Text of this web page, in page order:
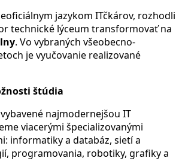
jazykom ITčkárov, rozhodli
technické lýceum transformovať na
. Vo vybraných všeobecno-
je vyučovanie realizované
štúdia
najmodernejšou IT
viacerými špecializovanými
informatiky a databáz, sietí a
programovania, robotiky, grafiky a